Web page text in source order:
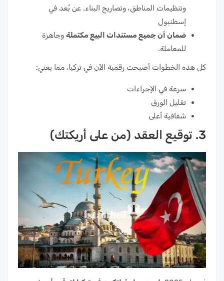
وتنظيمات المناطق، وتصاريح البناء. عن بُعد في
إسطنبول
ضمان أن جميع مستندات البيع مكتملة وجاهزة
للمعاملة.
كل هذه الخطوات أصبحت رقمية الآن في تركيا، مما يعني:
سرعة في الإجراءات
تقليل الورق
شفافية أعلى
3. توقيع العقد (من على أريكتك)